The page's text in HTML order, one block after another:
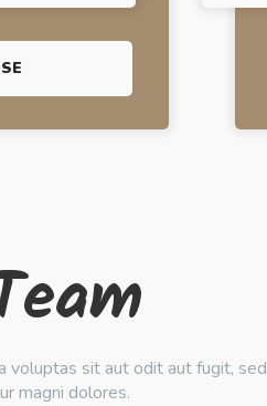
voluptas sit aut odit aut fugit, sed
magni dolores.